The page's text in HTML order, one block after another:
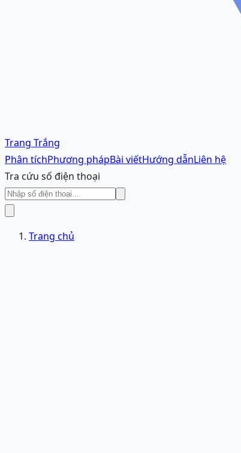
Trang Trắng
Phân tíchPhương phápBài viếtHướng dẫnLiên hệ
Tra cứu số điện thoại
Trang chủ